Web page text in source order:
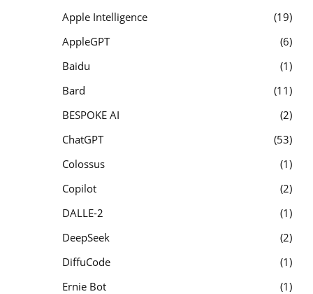
Apple Intelligence
19
AppleGPT
6
Baidu
1
Bard
11
BESPOKE AI
2
ChatGPT
53
Colossus
1
Copilot
2
DALLE-2
1
DeepSeek
2
DiffuCode
1
Ernie Bot
1